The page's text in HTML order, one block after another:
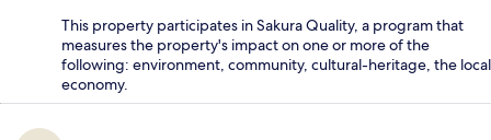
This property participates in Sakura Quality, a program that
measures the property's impact on one or more of the
following: environment, community, cultural-heritage, the local
economy.